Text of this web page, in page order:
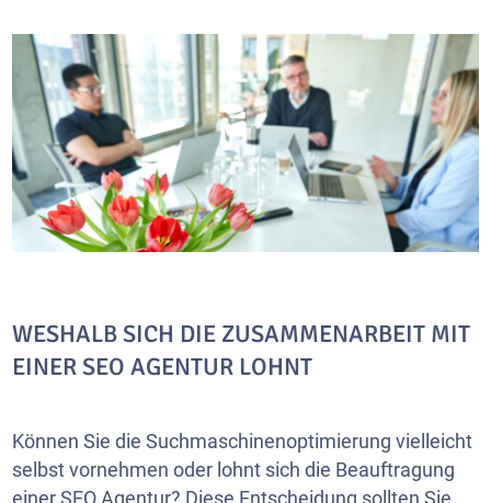
WESHALB SICH DIE ZUSAMMENARBEIT MIT
EINER SEO AGENTUR LOHNT
Können Sie die Suchmaschinenoptimierung vielleicht
selbst vornehmen oder lohnt sich die Beauftragung